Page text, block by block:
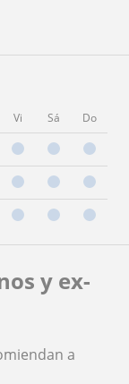
Vi Sá Do
y ex-
a